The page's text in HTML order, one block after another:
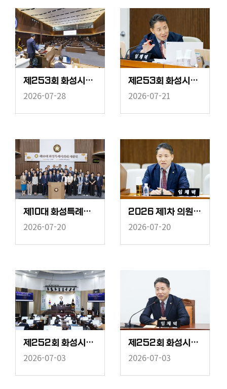
제253회 화성시의회 임시회 중 제2차 본회의
2026-07-28
제253회 화성시의회 임시회 중 보건복지위원회
2026-07-21
제10대 화성특례시의회 개원식
2026-07-20
2026 제1차 의원연구단체 운영심사위원회
2026-07-20
제252회 화성시의회 임시회 중 제2차 본회의
2026-07-03
제252회 화성시의회 임시회 중 보건복지위원회
2026-07-03